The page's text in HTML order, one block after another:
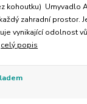
kohoutku) Umyvadlo
zahradní prostor.
vynikající odolnost
celý popis